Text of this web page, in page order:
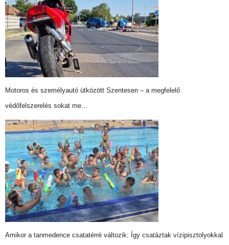
Motoros és személyautó ütközött Szentesen – a megfelelő
védőfelszerelés sokat me…
Amikor a tanmedence csatatérré változik: Így csatáztak vízipisztolyokkal